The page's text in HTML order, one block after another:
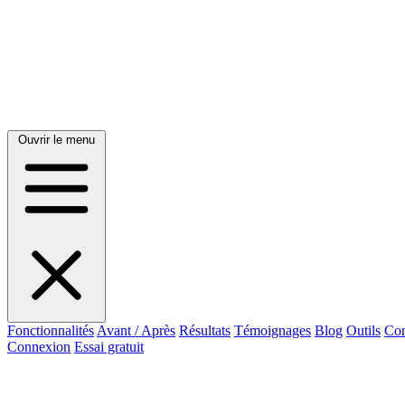
Ouvrir le menu
Fonctionnalités Avant / Après Résultats Témoignages Blog Outils
Connexion Essai gratuit